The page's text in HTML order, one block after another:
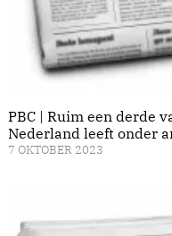
PBC | Ruim een derde
Nederland leeft onder
7 OKTOBER 2023